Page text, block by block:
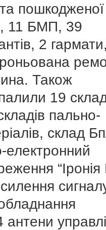
пошкодженої
11 БМП, 39
2
Також
19
пально-
склад
електронний